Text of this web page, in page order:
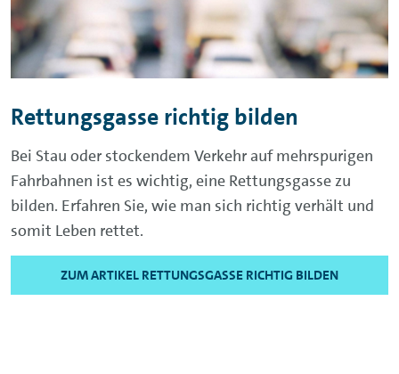
Rettungsgasse richtig bilden
Bei Stau oder stockendem Verkehr auf mehrspurigen
Fahrbahnen ist es wichtig, eine Rettungsgasse zu
bilden. Erfahren Sie, wie man sich richtig verhält und
somit Leben rettet.
ZUM ARTIKEL RETTUNGSGASSE RICHTIG BILDEN